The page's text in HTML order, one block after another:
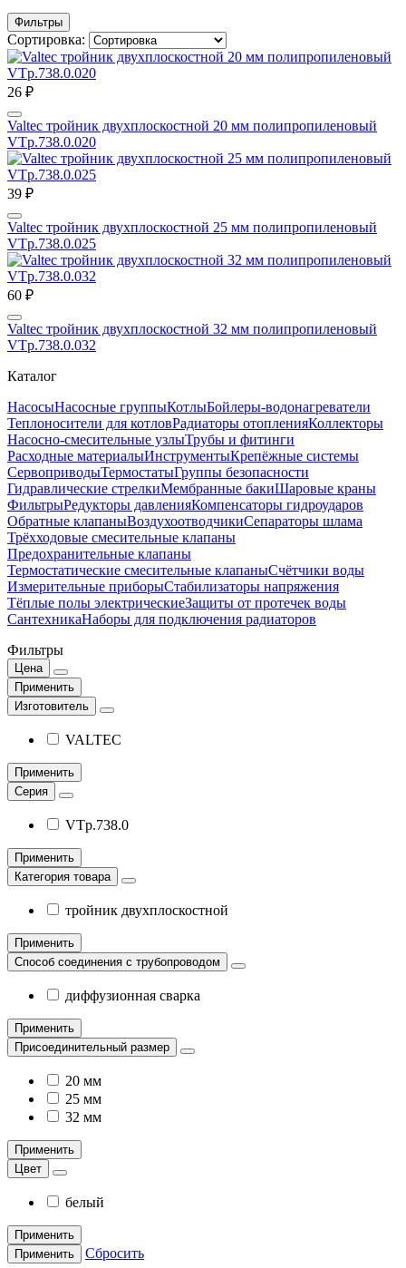
Фильтры
Сортировка:
26 ₽
Valtec тройник двухплоскостной 20 мм полипропиленовый
VTp.738.0.020
39 ₽
Valtec тройник двухплоскостной 25 мм полипропиленовый
VTp.738.0.025
60 ₽
Valtec тройник двухплоскостной 32 мм полипропиленовый
VTp.738.0.032
Каталог
НасосыНасосные группыКотлыБойлеры-водонагреватели
Теплоносители для котловРадиаторы отопленияКоллекторы
Насосно-смесительные узлыТрубы и фитинги
Расходные материалыИнструментыКрепёжные системы
СервоприводыТермостатыГруппы безопасности
Гидравлические стрелкиМембранные бакиШаровые краны
ФильтрыРедукторы давленияКомпенсаторы гидроударов
Обратные клапаныВоздухоотводчикиСепараторы шлама
Трёхходовые смесительные клапаны
Предохранительные клапаны
Термостатические смесительные клапаныСчётчики воды
Измерительные приборыСтабилизаторы напряжения
Тёплые полы электрическиеЗащиты от протечек воды
СантехникаНаборы для подключения радиаторов
Фильтры
Цена
Применить
Изготовитель
VALTEC
Применить
Серия
VTp.738.0
Применить
Категория товара
тройник двухплоскостной
Применить
Способ соединения с трубопроводом
диффузионная сварка
Применить
Присоединительный размер
20 мм
25 мм
32 мм
Применить
Цвет
белый
Применить
Применить
Сбросить